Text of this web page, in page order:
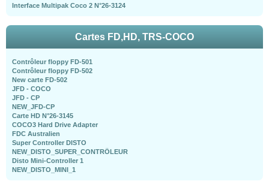
Interface Multipak Coco 2 N°26-3124
Cartes FD,HD, TRS-COCO
Contrôleur floppy FD-501
Contrôleur floppy FD-502
New carte FD-502
JFD - COCO
JFD - CP
NEW_JFD-CP
Carte HD N°26-3145
COCO3 Hard Drive Adapter
FDC Australien
Super Controller DISTO
NEW_DISTO_SUPER_CONTRÖLEUR
Disto Mini-Controller 1
NEW_DISTO_MINI_1